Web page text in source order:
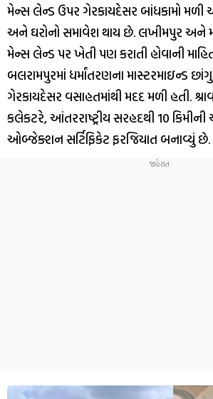
મેન્સ લેન્ડ ઉપર ગેરકાયદેસર બાંધકામો મળી
અને ઘરોનો સમાવેશ થાય છે. લખીમપુર અને
મેન્સ લેન્ડ પર ખેતી પણ કરાતી હોવાની
બલરામપુરમાં ધર્માંતરણના માસ્ટરમાઇન્ડ
ગેરકાયદેસર વસાહતમાંથી મદદ મળી હતી.
કલેકટરે, આંતરરાષ્ટ્રીય સરહદથી 10
ઓબ્જેક્શન સર્ટિફિકેટ ફરજિયાત બનાવ્યું છે.